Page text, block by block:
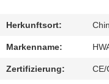
TRETEN
SIE
MIT
Herkunftsort:
Markenname:
Zertifizierung: CE/